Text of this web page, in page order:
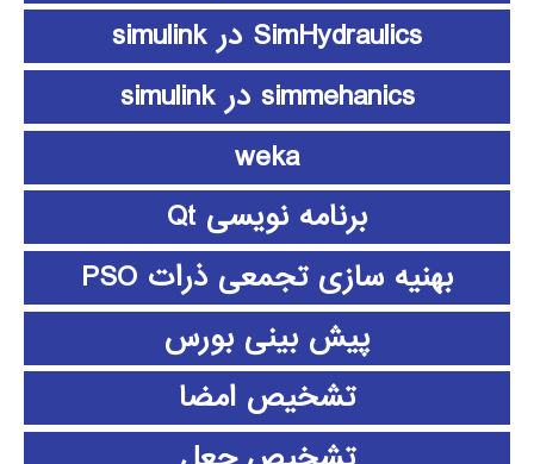
SimHydraulics در simulink
simmehanics در simulink
weka
برنامه نویسی Qt
بهنیه سازی تجمعی ذرات PSO
پیش بینی بورس
تشخیص امضا